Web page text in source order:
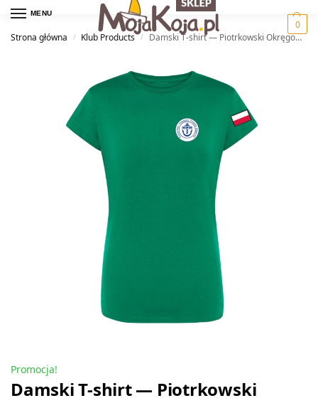
MENU
0
Strona główna
/ Klub Products / Damski T-shirt — Piotrkowski Okręgowy Związek Żeglarski
Promocja!
Damski T-shirt — Piotrkowski